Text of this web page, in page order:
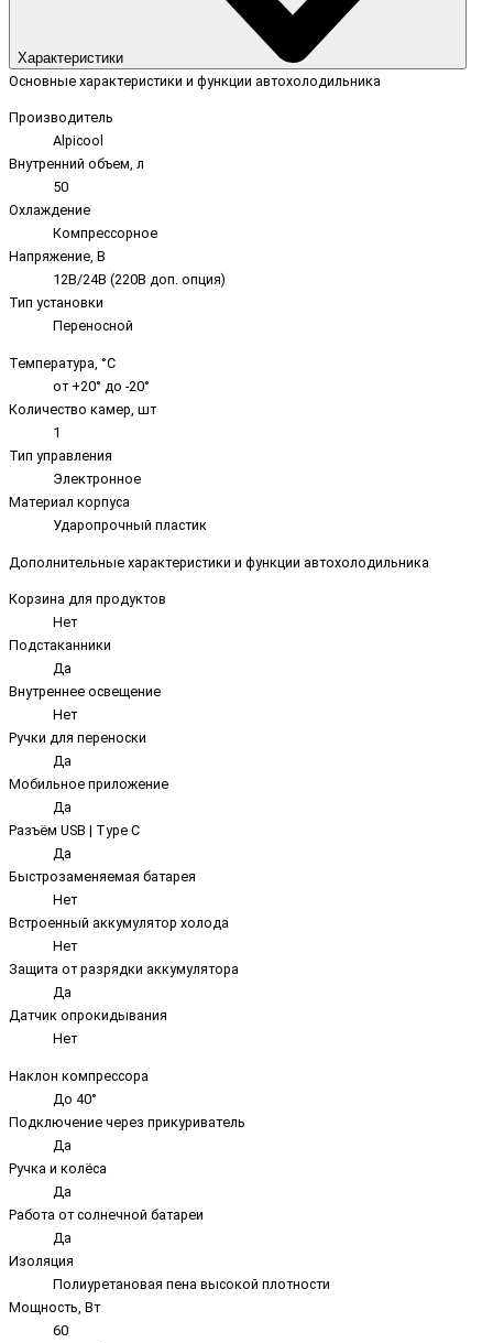
Характеристики
Основные характеристики и функции автохолодильника
Производитель
Alpicool
Внутренний объем, л
50
Охлаждение
Компрессорное
Напряжение, В
12В/24В (220В доп. опция)
Тип установки
Переносной
Температура, °C
от +20° до -20°
Количество камер, шт
1
Тип управления
Электронное
Материал корпуса
Ударопрочный пластик
Дополнительные характеристики и функции автохолодильника
Корзина для продуктов
Нет
Подстаканники
Да
Внутреннее освещение
Нет
Ручки для переноски
Да
Мобильное приложение
Да
Разъём USB | Type C
Да
Быстрозаменяемая батарея
Нет
Встроенный аккумулятор холода
Нет
Защита от разрядки аккумулятора
Да
Датчик опрокидывания
Нет
Наклон компрессора
До 40°
Подключение через прикуриватель
Да
Ручка и колёса
Да
Работа от солнечной батареи
Да
Изоляция
Полиуретановая пена высокой плотности
Мощность, Вт
60